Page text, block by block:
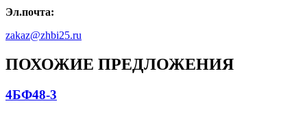
Эл.почта:
zakaz@zhbi25.ru
ПОХОЖИЕ ПРЕДЛОЖЕНИЯ
4БФ48-3